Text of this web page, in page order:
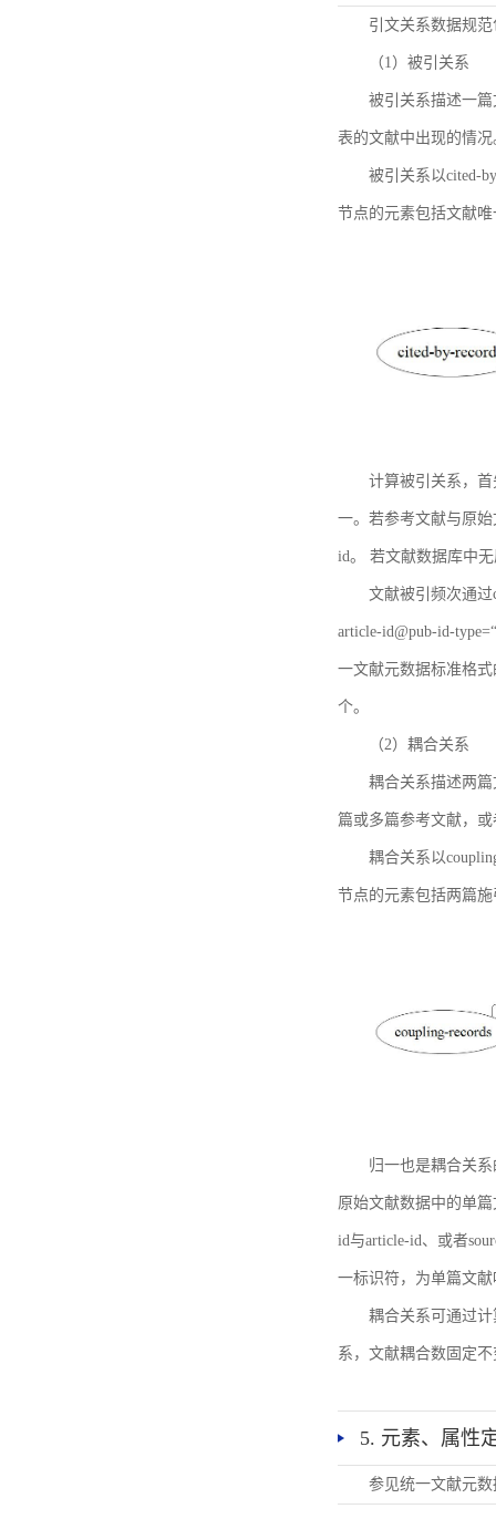
引文关系数据规
（1）被引关系
被引关系描述一
表的文献中出现的情况
被引关系以cited-
节点的元素包括文献
计算被引关系，
一。若参考文献与原
id。 若文献数据库中
文献被引频次通
article-id@pub-id-
一文献元数据标准格
个。
（2）耦合关系
耦合关系描述两
篇或多篇参考文献，
耦合关系以
节点的元素包括两篇
归一也是耦合关
原始文献数据中的单篇
id与article-id、或者
一标识符，为单篇文
耦合关系可通过
系，文献耦合数固定不
5. 元素、属性
参见统一文献元